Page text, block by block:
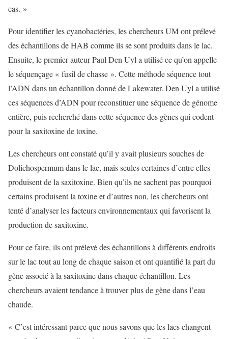
cas. »
Pour identifier les cyanobactéries, les chercheurs UM ont prélevé
des échantillons de HAB comme ils se sont produits dans le lac.
Ensuite, le premier auteur Paul Den Uyl a utilisé ce qu’on appelle
le séquençage « fusil de chasse ». Cette méthode séquence tout
l’ADN dans un échantillon donné de Lakewater. Den Uyl a utilisé
ces séquences d’ADN pour reconstituer une séquence de génome
entière, puis recherché dans cette séquence des gènes qui codent
pour la saxitoxine de toxine.
Les chercheurs ont constaté qu’il y avait plusieurs souches de
Dolichospermum dans le lac, mais seules certaines d’entre elles
produisent de la saxitoxine. Bien qu’ils ne sachent pas pourquoi
certains produisent la toxine et d’autres non, les chercheurs ont
tenté d’analyser les facteurs environnementaux qui favorisent la
production de saxitoxine.
Pour ce faire, ils ont prélevé des échantillons à différents endroits
sur le lac tout au long de chaque saison et ont quantifié la part du
gène associé à la saxitoxine dans chaque échantillon. Les
chercheurs avaient tendance à trouver plus de gène dans l’eau
chaude.
« C’est intéressant parce que nous savons que les lacs changent